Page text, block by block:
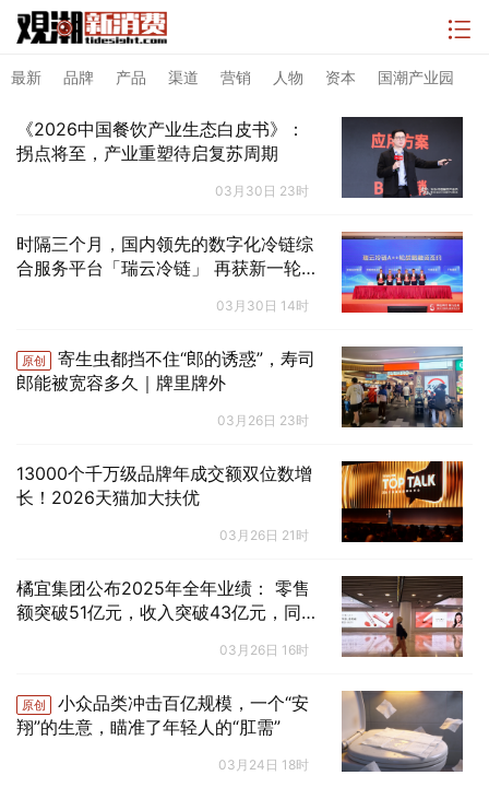
最新 品牌 产品 渠道 营销 人物 资本 国潮产业园
《2026中国餐饮产业生态白皮书》：
拐点将至，产业重塑待启复苏周期
03月30日 23时
时隔三个月，国内领先的数字化冷链综
合服务平台「瑞云冷链」 再获新一轮
03月30日 14时
原创
寄生虫都挡不住“郎的诱惑”，寿司
郎能被宽容多久｜牌里牌外
03月26日 23时
13000个千万级品牌年成交额双位数增
长！2026天猫加大扶优
03月26日 21时
橘宜集团公布2025年全年业绩： 零售
额突破51亿元，收入突破43亿元，同
03月26日 16时
原创
小众品类冲击百亿规模，一个“安
翔”的生意，瞄准了年轻人的“肛需”
03月24日 18时